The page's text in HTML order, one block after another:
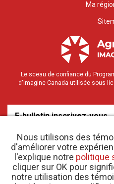
Nous utilisons des
d'améliorer votre
l'explique notre politique
cliquer sur OK pour
notre utilisation des
Ma
Le sceau de confiance du
d'Imagine Canada utilisée sous
E-bulletin inscrivez-vous